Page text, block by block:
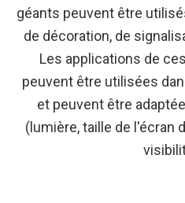
géants peuvent être
de décoration, de
Les applications de
peuvent être utilisées
et peuvent être
(lumière, taille de l'écran